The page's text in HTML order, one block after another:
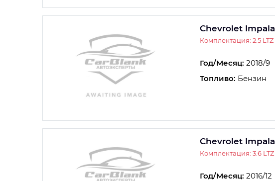
Chevrolet Impala
Комплектация: 2.5 LTZ
Год/Месяц: 2018/9
Топливо: Бензин
Chevrolet Impala
Комплектация: 3.6 LTZ
Год/Месяц: 2016/12